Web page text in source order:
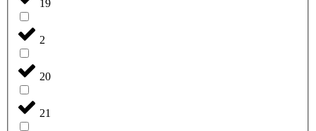
19
2
20
21